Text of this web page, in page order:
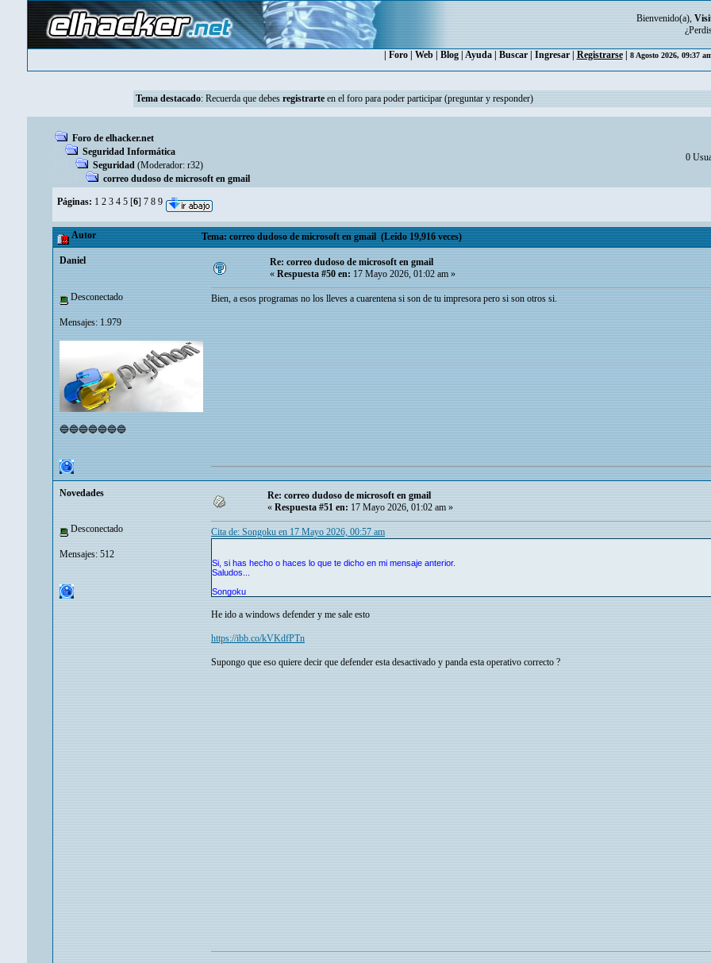
Bienvenido(a),
Foro| Web| Blog| Ayuda| Buscar| Ingresar| Registrarse| 8 Agosto 2026, 09:37
Tema destacado: Recuerda que debes registrarte en el foro para poder participar (preguntar y responder)
Foro de elhacker.net
Seguridad Informática
Seguridad (Moderador: r32)
correo dudoso de microsoft en gmail
0
Páginas: 1 2 3 4 5 [6] 7 8 9
Autor Tema: correo dudoso de microsoft en gmail (Leído 19,916 veces)
Danielㅤ
Desconectado
Mensajes: 1.979
🔵🔵🔵🔵🔵🔵🔵
Re: correo dudoso de microsoft en gmail
«Respuesta #50 en:17 Mayo 2026, 01:02 am »
Bien, a esos programas no los lleves a cuarentena si son de tu impresora pero si son otros si.
Novedades
Desconectado
Mensajes: 512
Re: correo dudoso de microsoft en gmail
« Respuesta #51 en: 17 Mayo 2026, 01:02 am »
Cita de: Songoku en 17 Mayo 2026, 00:57 am
Si, si has hecho o haces lo que te dicho en mi mensaje anterior.
Saludos...
Songoku
He ido a windows defender y me sale esto
https://ibb.co/kVKdfPTn
Supongo que eso quiere decir que defender esta desactivado y panda esta operativo correcto ?